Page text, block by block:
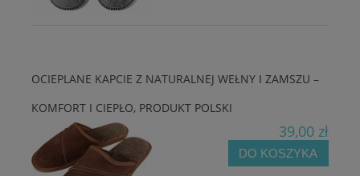
OCIEPLANE KAPCIE Z NATURALNEJ WEŁNY I ZAMSZU –
KOMFORT I CIEPŁO, PRODUKT POLSKI
39,00 zł
DO KOSZYKA